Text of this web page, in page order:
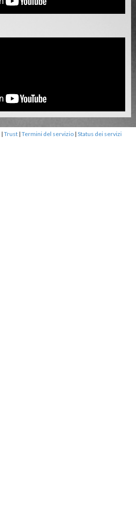
| Trust | Termini del servizio | Status dei servizi